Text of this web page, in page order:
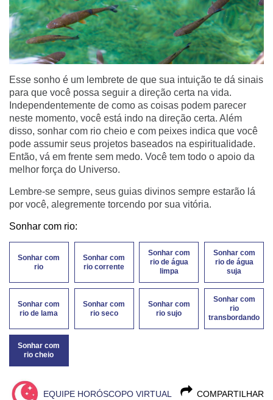
Esse sonho é um lembrete de que sua intuição te dá sinais
para que você possa seguir a direção certa na vida.
Independentemente de como as coisas podem parecer
neste momento, você está indo na direção certa. Além
disso, sonhar com rio cheio e com peixes indica que você
pode assumir seus projetos baseados na espiritualidade.
Então, vá em frente sem medo. Você tem todo o apoio da
melhor força do Universo.
Lembre-se sempre, seus guias divinos sempre estarão lá
por você, alegremente torcendo por sua vitória.
Sonhar com rio:
Sonhar com
rio
Sonhar com
rio corrente
Sonhar com
rio de água
limpa
Sonhar com
rio de água
suja
Sonhar com
rio de lama
Sonhar com
rio seco
Sonhar com
rio sujo
Sonhar com
rio
transbordando
Sonhar com
rio cheio
COMPARTILHAR
EQUIPE HORÓSCOPO VIRTUAL